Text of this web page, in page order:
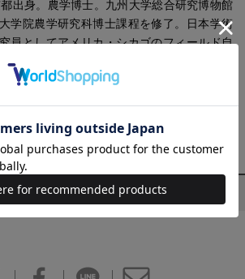
出身。農学博士。九州大学総合研究博物館
学院農学研究科博士課程を修了。日本学術
員としてアメリカ・シカゴのフィールド自
後、2008年より現職。アリと共生する好蟻
はすごい』（光文社新書）、『ツノゼミ あ
など、多数の出版物を手がける。
宗利の他の作品